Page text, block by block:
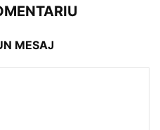
MESAJ